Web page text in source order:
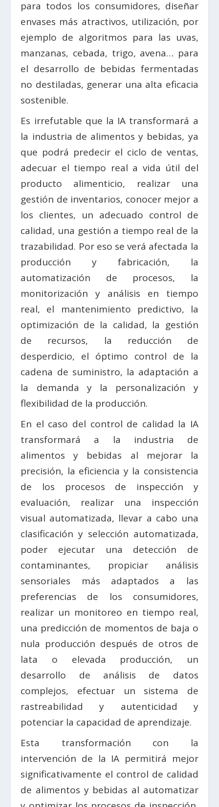
para todos los consumidores, diseñar
envases más atractivos, utilización, por
ejemplo de algoritmos para las uvas,
manzanas, cebada, trigo, avena… para
el desarrollo de bebidas fermentadas
no destiladas, generar una alta eficacia
sostenible.
Es irrefutable que la IA transformará a
la industria de alimentos y bebidas, ya
que podrá predecir el ciclo de ventas,
adecuar el tiempo real a vida útil del
producto alimenticio, realizar una
gestión de inventarios, conocer mejor a
los clientes, un adecuado control de
calidad, una gestión a tiempo real de la
trazabilidad. Por eso se verá afectada la
producción y fabricación, la
automatización de procesos, la
monitorización y análisis en tiempo
real, el mantenimiento predictivo, la
optimización de la calidad, la gestión
de recursos, la reducción de
desperdicio, el óptimo control de la
cadena de suministro, la adaptación a
la demanda y la personalización y
flexibilidad de la producción.
En el caso del control de calidad la IA
transformará a la industria de
alimentos y bebidas al mejorar la
precisión, la eficiencia y la consistencia
de los procesos de inspección y
evaluación, realizar una inspección
visual automatizada, llevar a cabo una
clasificación y selección automatizada,
poder ejecutar una detección de
contaminantes, propiciar análisis
sensoriales más adaptados a las
preferencias de los consumidores,
realizar un monitoreo en tiempo real,
una predicción de momentos de baja o
nula producción después de otros de
lata o elevada producción, un
desarrollo de análisis de datos
complejos, efectuar un sistema de
rastreabilidad y autenticidad y
potenciar la capacidad de aprendizaje.
Esta transformación con la
intervención de la IA permitirá mejor
significativamente el control de calidad
de alimentos y bebidas al automatizar